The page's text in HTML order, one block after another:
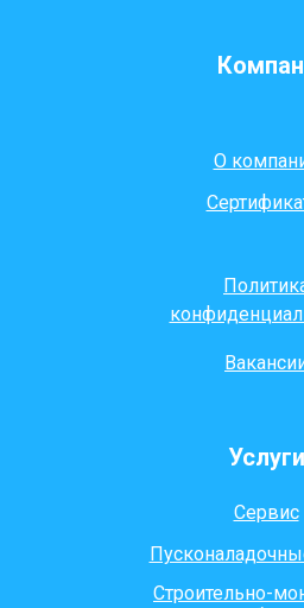
О
Услуги
Строительно-
Сервис